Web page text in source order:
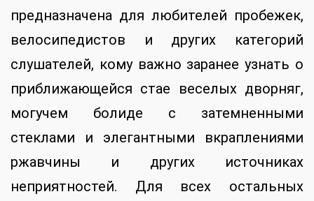
предназначена для любителей пробежек,
велосипедистов и других категорий
слушателей, кому важно заранее узнать о
приближающейся стае веселых дворняг,
могучем болиде с затемненными
стеклами и элегантными вкраплениями
ржавчины и других источниках
неприятностей. Для всех остальных